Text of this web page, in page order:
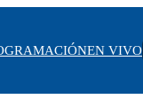
EN VIVO